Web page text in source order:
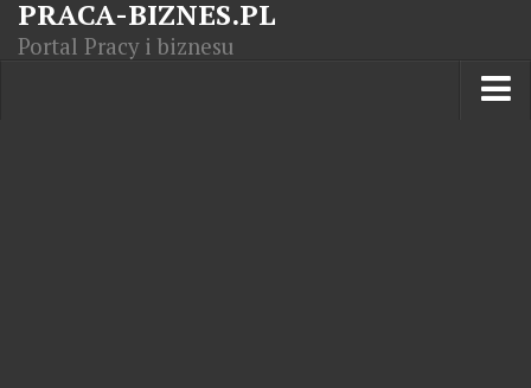
PRACA-BIZNES.PL
Portal Pracy i biznesu